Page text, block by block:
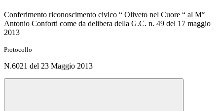
Conferimento riconoscimento civico “ Oliveto nel Cuore “ al M°
Antonio Conforti come da delibera della G.C. n. 49 del 17 maggio
2013
Protocollo
N.6021 del 23 Maggio 2013